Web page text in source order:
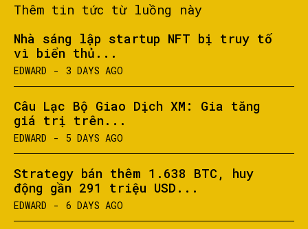
Thêm tin tức từ luồng này
Nhà sáng lập startup NFT bị truy tố
vì biển thủ...
EDWARD - 3 DAYS AGO
Câu Lạc Bộ Giao Dịch XM: Gia tăng
giá trị trên...
EDWARD - 5 DAYS AGO
Strategy bán thêm 1.638 BTC, huy
động gần 291 triệu USD...
EDWARD - 6 DAYS AGO